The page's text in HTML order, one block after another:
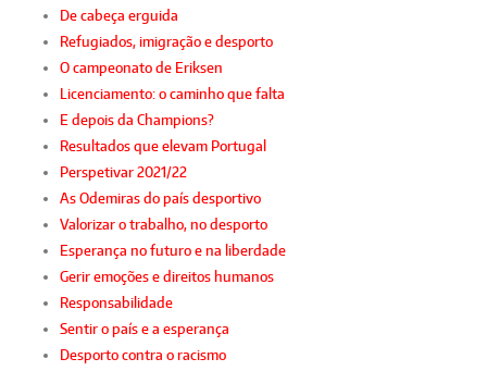
De cabeça erguida
Refugiados, imigração e desporto
O campeonato de Eriksen
Licenciamento: o caminho que falta
E depois da Champions?
Resultados que elevam Portugal
Perspetivar 2021/22
As Odemiras do país desportivo
Valorizar o trabalho, no desporto
Esperança no futuro e na liberdade
Gerir emoções e direitos humanos
Responsabilidade
Sentir o país e a esperança
Desporto contra o racismo